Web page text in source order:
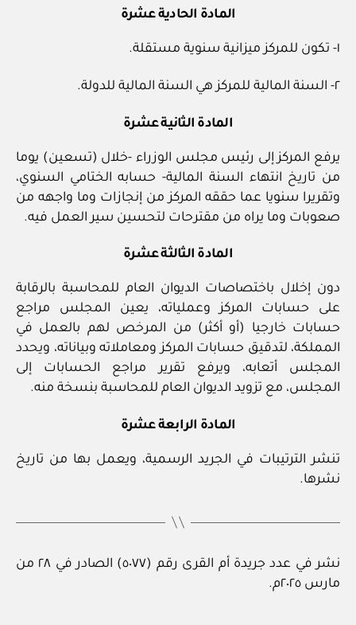
المادة الحادية عشرة
١‏- تكون للمركز ميزانية سنوية مستقلة.
٢‏- السنة المالية للمركز هي السنة المالية للدولة.
المادة الثانية عشرة
يرفع المركز إلى رئيس مجلس الوزراء ‏-خلال (تسعين) يوما
من تاريخ انتهاء السنة المالية‏- حسابه الختامي السنوي،
وتقريرا سنويا عما حققه المركز من إنجازات وما واجهه من
صعوبات وما يراه من مقترحات لتحسين سير العمل فيه.
المادة الثالثة عشرة
دون إخلال باختصاصات الديوان العام للمحاسبة بالرقابة
على حسابات المركز وعملياته، يعين المجلس مراجع
حسابات خارجيا (أو أكثر) من المرخص لهم بالعمل في
المملكة، لتدقيق حسابات المركز ومعاملاته وبياناته، ويحدد
المجلس أتعابه، ويرفع تقرير مراجع الحسابات إلى
المجلس، مع تزويد الديوان العام للمحاسبة بنسخة منه.
المادة الرابعة عشرة
تنشر الترتيبات في الجريد الرسمية، ويعمل بها من تاريخ
نشرها.
نشر في عدد جريدة أم القرى رقم (٥٠٧٧) الصادر في ٢٨ من
مارس ٢٠٢٥م.